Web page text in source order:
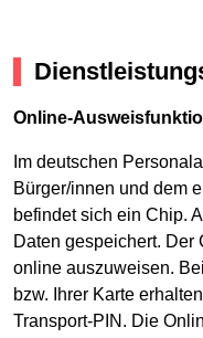
Online-
Im deutschen
Bürger/innen und dem
befindet sich ein Chip.
Daten gespeichert. Der
online auszuweisen.
bzw. Ihrer Karte
Transport-PIN. Die